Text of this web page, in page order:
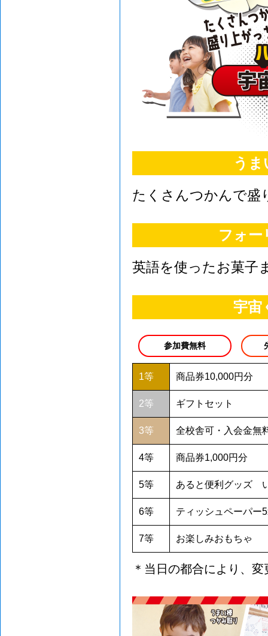
うま
たくさんつかんで盛
フォー
英語を使ったお菓子
宇宙
参加費無料
1等 商品券10,000円分
2等 ギフトセット
3等 全校舎可・入会金無
4等 商品券1,000円分
5等 あると便利グッズ
6等 ティッシュペーパー
7等 お楽しみおもちゃ
＊当日の都合により、